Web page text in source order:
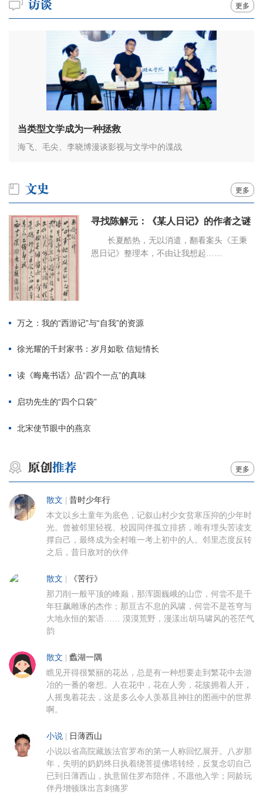
更多
当类型文学成为一种拯救
海飞、毛尖、李晓博漫谈影视与文学中的谍战
更多
寻找陈解元：《某人日记》的作者之谜
长夏酷热，无以消遣，翻看案头《王秉
恩日记》整理本，不由让我想起……
万之：我的“西游记”与“自我”的资源
徐光耀的千封家书：岁月如歌 信短情长
读《晦庵书话》品“四个一点”的真味
启功先生的“四个口袋”
北宋使节眼中的燕京
更多
散文 昔时少年行
本文以乡土童年为底色，记叙山村少女贫寒压抑的少年时
光。曾被邻里轻视、校园同伴孤立排挤，唯有埋头苦读支
撑自己，最终成为全村唯一考上初中的人。邻里态度反转
之后，昔日敌对的伙伴
散文 《苦行》
那刀削一般平顶的峰巅，那浑圆巍峨的山峦，何尝不是千
年狂飙雕琢的杰作；那亘古不息的风啸，何尝不是苍穹与
大地永恒的絮语…… 漠漠荒野，漫漾出胡马啸风的苍茫气
韵
散文 蠡湖一隅
瞧见开得很繁丽的花丛，总是有一种想要走到繁花中去游
冶的一番的奢想。人在花中，花在人旁，花簇拥着人开，
人摇曳着花去，这是多么令人羡慕且神往的图画中的世界
啊。
小说 日薄西山
小说以省高院藏族法官罗布的第一人称回忆展开。八岁那
年，失明的奶奶终日执着绕菩提佛塔转经，反复念叨自己
已到日薄西山，执意留住罗布陪伴，不愿他入学；同龄玩
伴丹增顿珠出言刺痛罗